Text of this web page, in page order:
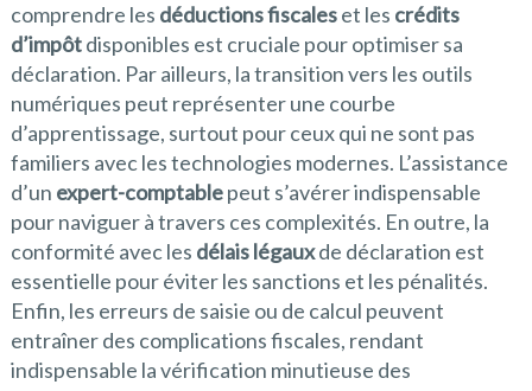
comprendre les déductions fiscaleset les crédits
d’impôtdisponibles est cruciale pour optimiser sa
déclaration. Par ailleurs, la transition vers les outils
numériques peut représenter une courbe
d’apprentissage, surtout pour ceux qui ne sont pas
familiers avec les technologies modernes. L’assistance
d’un expert-comptablepeut s’avérer indispensable
pour naviguer à travers ces complexités. En outre, la
conformité avec les délais légauxde déclaration est
essentielle pour éviter les sanctions et les pénalités.
Enfin, les erreurs de saisie ou de calcul peuvent
entraîner des complications fiscales, rendant
indispensable la vérification minutieuse des